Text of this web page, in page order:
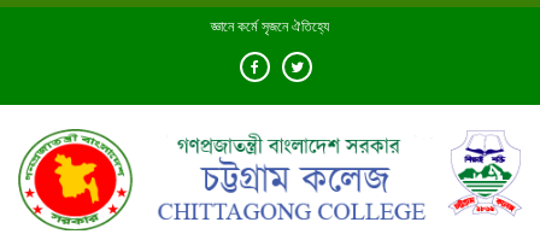
Skip
জ্ঞানে কর্মে সৃজনে ঐতিহ্যে